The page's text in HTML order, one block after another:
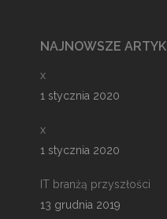
NAJNOWSZE
x
1 stycznia 2020
x
1 stycznia 2020
IT branżą przyszłości
13 grudnia 2019